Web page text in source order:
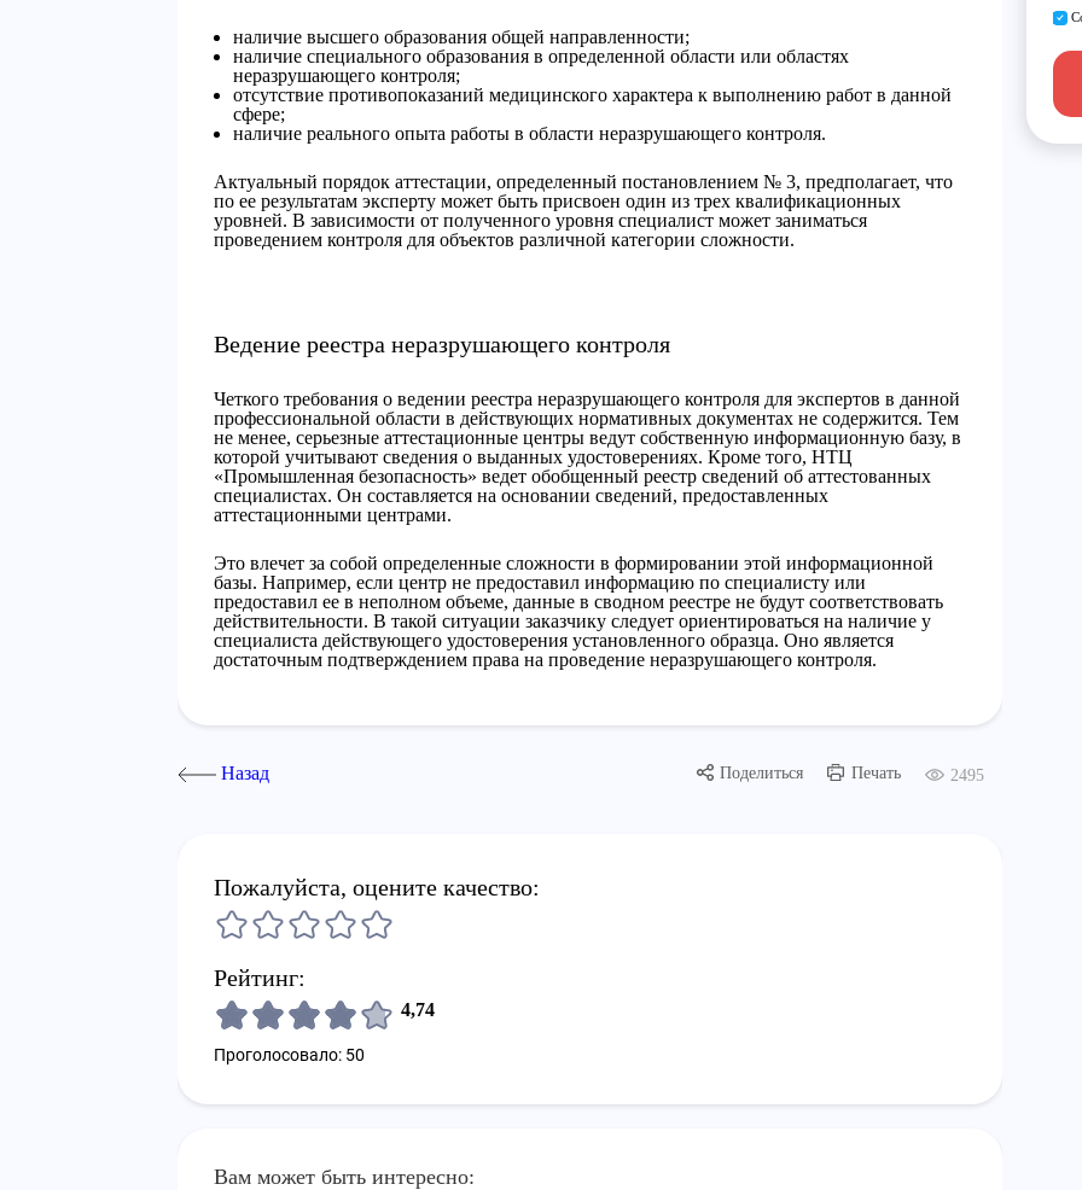
наличие высшего образования общей направленности;
наличие специального образования в определенной области или областях
неразрушающего контроля;
отсутствие противопоказаний медицинского характера к выполнению работ в данной
сфере;
наличие реального опыта работы в области неразрушающего контроля.
Актуальный порядок аттестации, определенный постановлением № 3, предполагает, что
по ее результатам эксперту может быть присвоен один из трех квалификационных
уровней. В зависимости от полученного уровня специалист может заниматься
проведением контроля для объектов различной категории сложности.
Ведение реестра неразрушающего контроля
Четкого требования о ведении реестра неразрушающего контроля для экспертов в данной
профессиональной области в действующих нормативных документах не содержится. Тем
не менее, серьезные аттестационные центры ведут собственную информационную базу, в
которой учитывают сведения о выданных удостоверениях. Кроме того, НТЦ
«Промышленная безопасность» ведет обобщенный реестр сведений об аттестованных
специалистах. Он составляется на основании сведений, предоставленных
аттестационными центрами.
Это влечет за собой определенные сложности в формировании этой информационной
базы. Например, если центр не предоставил информацию по специалисту или
предоставил ее в неполном объеме, данные в сводном реестре не будут соответствовать
действительности. В такой ситуации заказчику следует ориентироваться на наличие у
специалиста действующего удостоверения установленного образца. Оно является
достаточным подтверждением права на проведение неразрушающего контроля.
Назад Поделиться Печать 2495
Пожалуйста, оцените качество:
Рейтинг:
4,74
Проголосовало: 50
Вам может быть интересно: